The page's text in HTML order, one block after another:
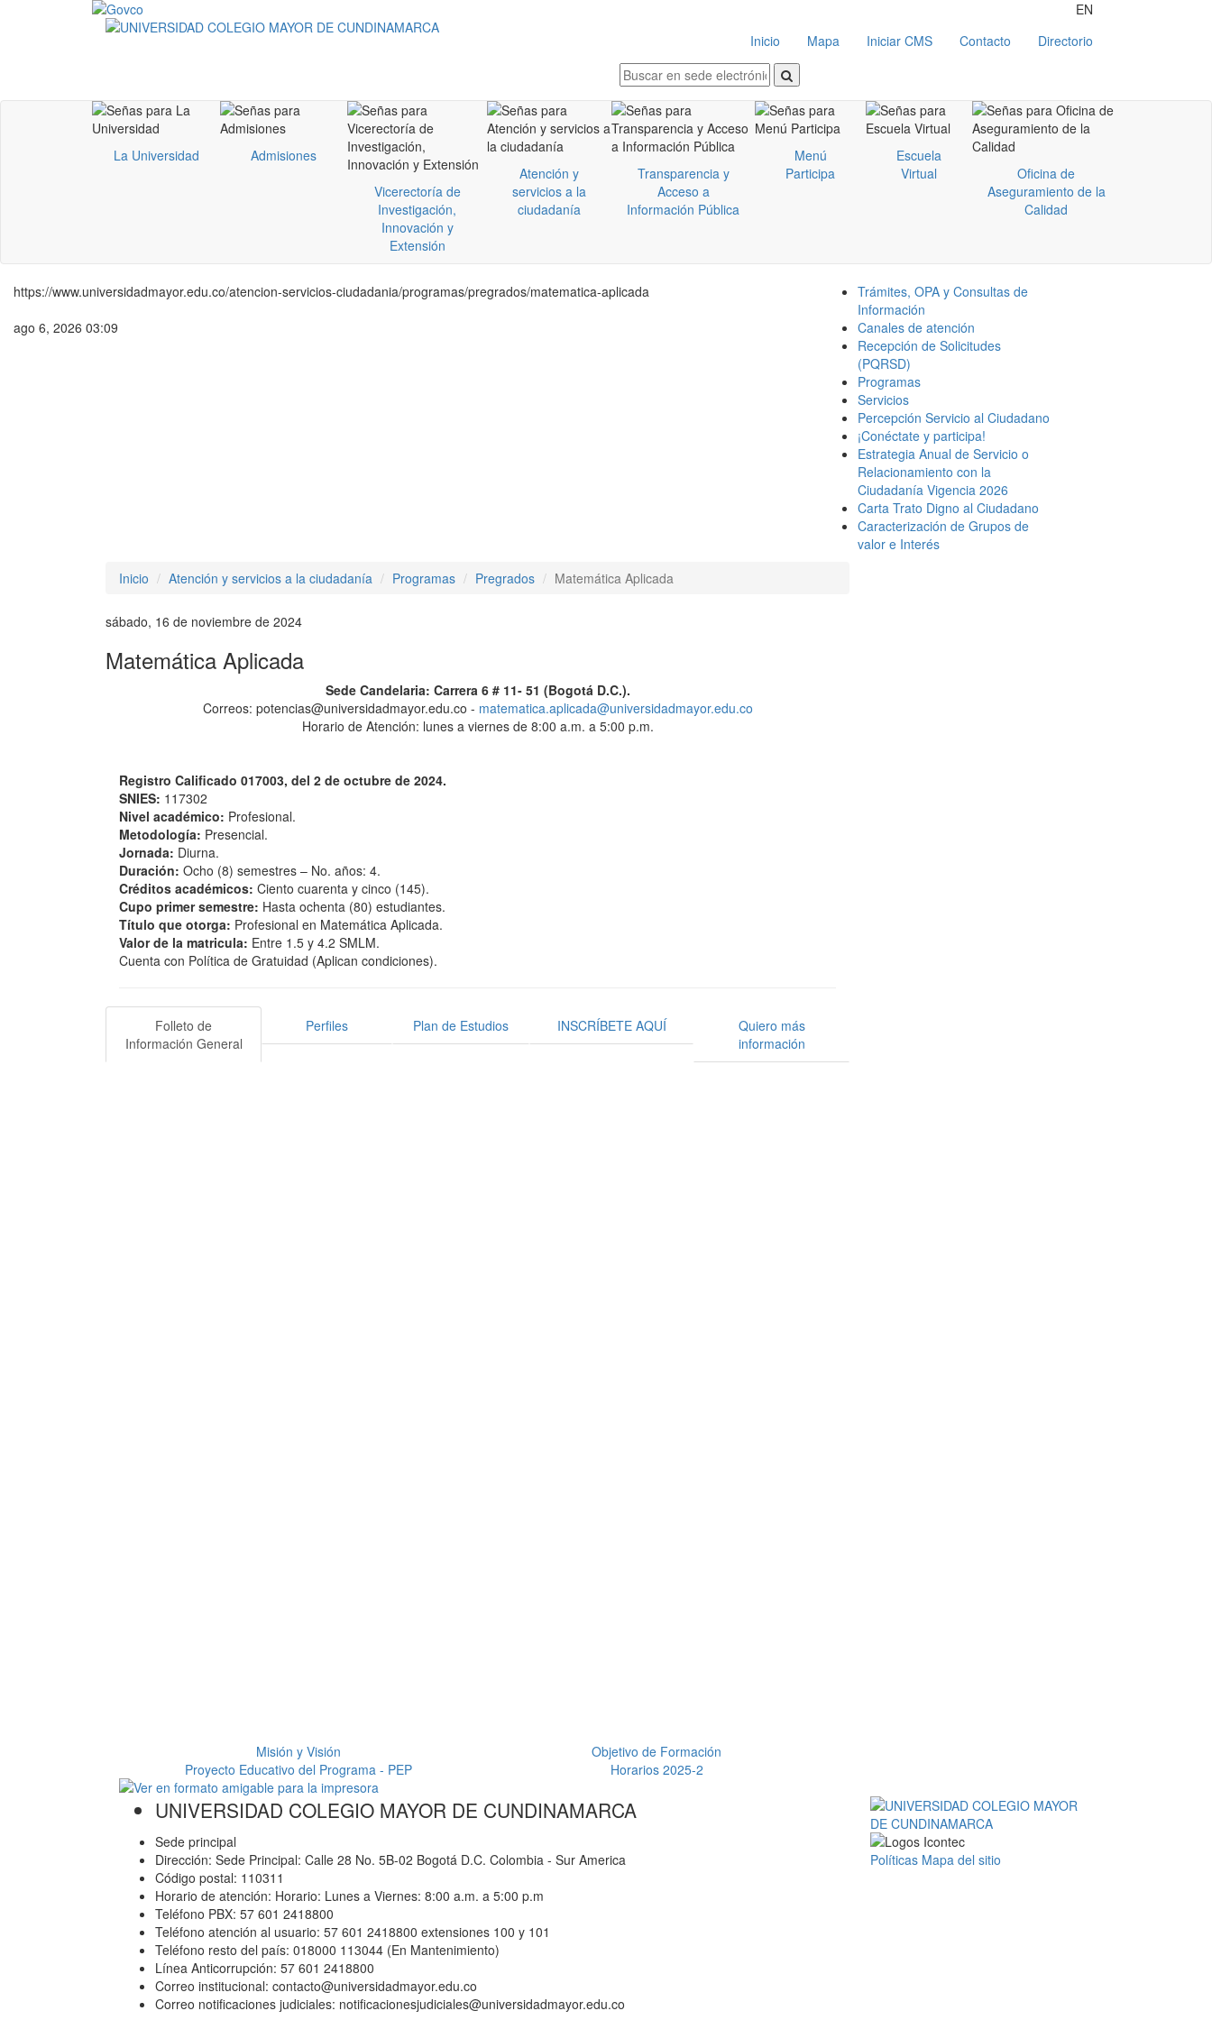
EN
Inicio
Mapa Iniciar CMS Contacto Directorio
La Universidad
Admisiones
Vicerectoría de
Investigación,
Innovación y
Extensión
Atención y
servicios a la
ciudadanía
Transparencia y
Acceso a
Información Pública
Menú
Participa
Escuela
Virtual
Oficina de
Aseguramiento de la
Calidad
https://www.universidadmayor.edu.co/atencion-servicios-ciudadania/programas/pregrados/matematica-aplicada
ago 6, 2026 03:09
Trámites, OPA y Consultas de
Información
Canales de atención
Recepción de Solicitudes
(PQRSD)
Programas
Servicios
Percepción Servicio al Ciudadano
¡Conéctate y participa!
Estrategia Anual de Servicio o
Relacionamiento con la
Ciudadanía Vigencia 2026
Carta Trato Digno al Ciudadano
Caracterización de Grupos de
valor e Interés
Inicio
Atención y servicios a la ciudadanía Programas Pregrados Matemática Aplicada
sábado, 16 de noviembre de 2024
Matemática Aplicada
Sede Candelaria: Carrera 6 # 11- 51 (Bogotá D.C.).
Correos: potencias@universidadmayor.edu.co - matematica.aplicada@universidadmayor.edu.co
Horario de Atención: lunes a viernes de 8:00 a.m. a 5:00 p.m.
Registro Calificado 017003, del 2 de octubre de 2024.
SNIES: 117302
Nivel académico: Profesional.
Metodología: Presencial.
Jornada: Diurna.
Duración: Ocho (8) semestres – No. años: 4.
Créditos académicos: Ciento cuarenta y cinco (145).
Cupo primer semestre: Hasta ochenta (80) estudiantes.
Título que otorga: Profesional en Matemática Aplicada.
Valor de la matricula: Entre 1.5 y 4.2 SMLM.
Cuenta con Política de Gratuidad (Aplican condiciones).
Folleto de
Información General
Perfiles Plan de Estudios INSCRÍBETE AQUÍ
Quiero más
información
Misión y Visión
Objetivo de Formación
Proyecto Educativo del Programa - PEP
Horarios 2025-2
UNIVERSIDAD COLEGIO MAYOR DE CUNDINAMARCA
Sede principal
Dirección: Sede Principal: Calle 28 No. 5B-02 Bogotá D.C. Colombia - Sur America
Código postal: 110311
Horario de atención: Horario: Lunes a Viernes: 8:00 a.m. a 5:00 p.m
Teléfono PBX: 57 601 2418800
Teléfono atención al usuario: 57 601 2418800 extensiones 100 y 101
Teléfono resto del país: 018000 113044 (En Mantenimiento)
Línea Anticorrupción: 57 601 2418800
Correo institucional: contacto@universidadmayor.edu.co
Correo notificaciones judiciales: notificacionesjudiciales@universidadmayor.edu.co
Políticas Mapa del sitio